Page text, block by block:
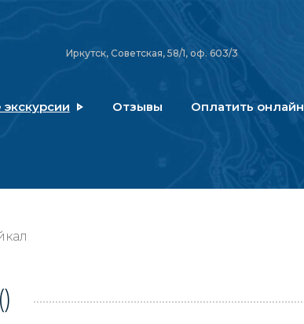
Иркутск, Советская, 58/1, оф. 603/3
экскурсии Отзывы Оплатить онлайн
()